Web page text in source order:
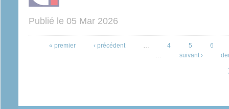
Publié le 05 Mar 2026
« premier ‹ précédent … 4 5
6
…
suivant ›